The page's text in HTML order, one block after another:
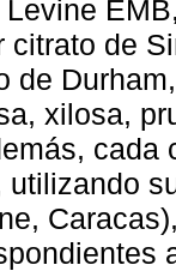
citrato de
de
xilosa,
cada
utilizando